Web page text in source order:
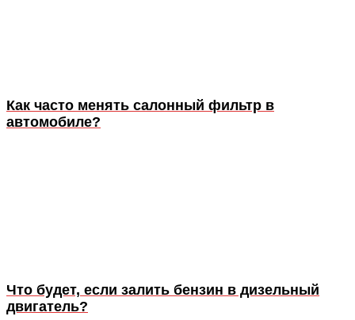
Как часто менять салонный фильтр в
автомобиле?
Что будет, если залить бензин в дизельный
двигатель?